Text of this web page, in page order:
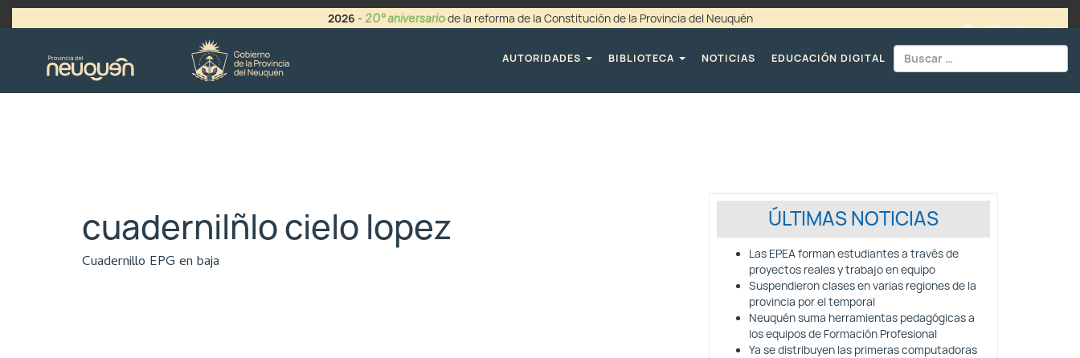
2026 - 20° aniversariode la reforma de la Constitución de la Provincia del Neuquén
AUTORIDADES
BIBLIOTECA NOTICIAS EDUCACIÓN DIGITAL
cuadernilñlo cielo lopez
Cuadernillo EPG en baja
ÚLTIMAS NOTICIAS
Las EPEA forman estudiantes a través de
proyectos reales y trabajo en equipo
Suspendieron clases en varias regiones de la
provincia por el temporal
Neuquén suma herramientas pedagógicas a
los equipos de Formación Profesional
Ya se distribuyen las primeras computadoras